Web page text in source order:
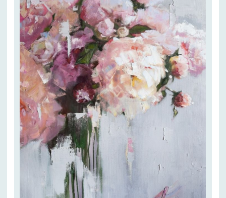
7 урок
Цветочная композиция в пастельных
тонах «Пионы и роза». Формат А2
4 ступень художника.
Ботаническая живопись в стиле
«реализм»